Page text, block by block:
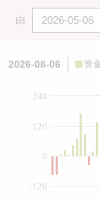
由
2026-08-06 资
0
-120
120
240